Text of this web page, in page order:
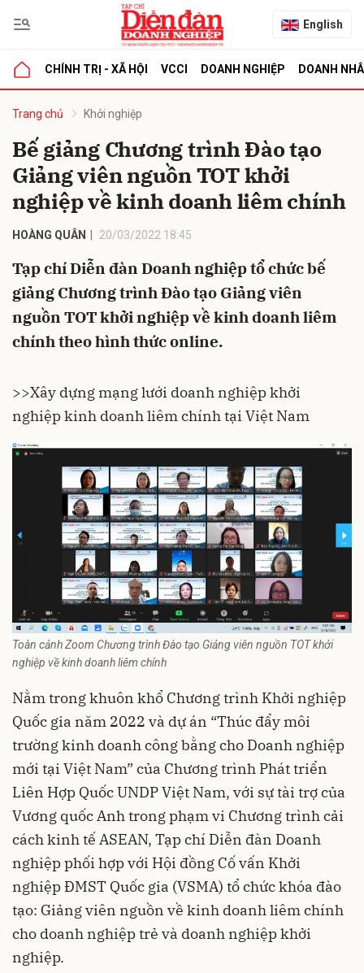
English
CHÍNH TRỊ - XÃ HỘI VCCI DOANH NGHIỆP DOANH
Trang chủ Khởi nghiệp
Bế giảng Chương trình Đào tạo
Giảng viên nguồn TOT khởi
nghiệp về kinh doanh liêm chính
HOÀNG QUÂN 20/03/2022 18:45
Tạp chí Diễn đàn Doanh nghiệp tổ chức bế
giảng Chương trình Đào tạo Giảng viên
nguồn TOT khởi nghiệp về kinh doanh liêm
chính theo hình thức online.
>>Xây dựng mạng lưới doanh nghiệp khởi
nghiệp kinh doanh liêm chính tại Việt Nam
Toàn cảnh Zoom Chương trình Đào tạo Giảng viên nguồn TOT khởi
nghiệp về kinh doanh liêm chính
Nằm trong khuôn khổ Chương trình Khởi nghiệp
Quốc gia năm 2022 và dự án “Thúc đẩy môi
trường kinh doanh công bằng cho Doanh nghiệp
mới tại Việt Nam” của Chương trình Phát triển
Liên Hợp Quốc UNDP Việt Nam, với sự tài trợ của
Vương quốc Anh trong phạm vi Chương trình cải
cách kinh tế ASEAN, Tạp chí Diễn đàn Doanh
nghiệp phối hợp với Hội đồng Cố vấn Khởi
nghiệp ĐMST Quốc gia (VSMA) tổ chức khóa đào
tạo: Giảng viên nguồn về kinh doanh liêm chính
cho doanh nghiệp trẻ và doanh nghiệp khởi
nghiệp.
luận
Hủy